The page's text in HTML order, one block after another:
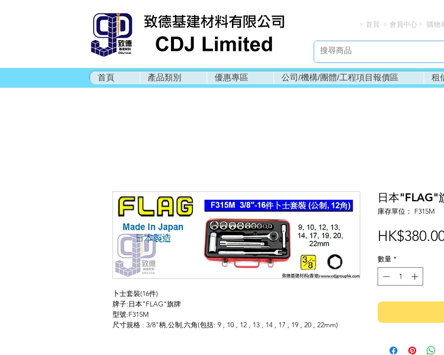
> > >
首頁 會員中心 購物
首頁 產品類別 優惠專區 公司/機構/團體/工程項目報價區 租
卜士套裝(16件)
牌子:日本"FLAG"旗牌
型號:F315M
尺寸規格 : 3/8"柄,公制,六角(包括: 9 , 10 , 12 , 13 , 14 , 17 , 19 , 20 , 22mm)
日本"FLAG"
庫存單位： F315M
數量 *